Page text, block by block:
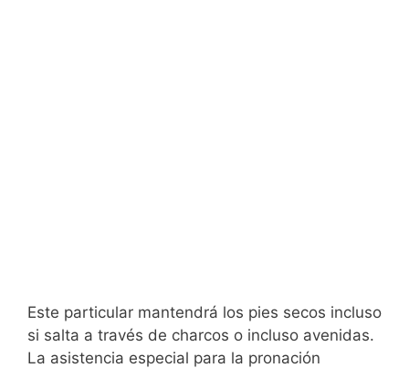
Este particular mantendrá los pies secos incluso
si salta a través de charcos o incluso avenidas.
La asistencia especial para la pronación